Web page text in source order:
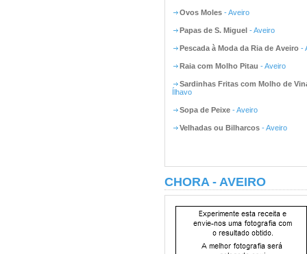
Ovos Moles - Aveiro
Papas de S. Miguel - Aveiro
Pescada à Moda da Ria de Aveiro -
Raia com Molho Pitau - Aveiro
Sardinhas Fritas com Molho de
Ílhavo
Sopa de Peixe - Aveiro
Velhadas ou Bilharcos - Aveiro
CHORA - AVEIRO